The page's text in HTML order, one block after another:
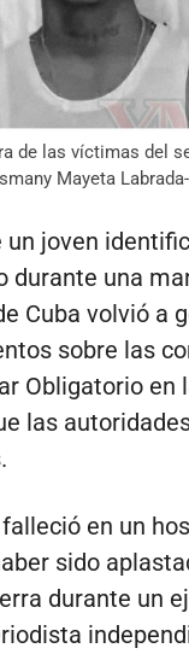
de las víctimas del
Mayeta
un joven
durante una
Cuba volvió a
sobre las
Obligatorio en
las
en un
sido
durante un